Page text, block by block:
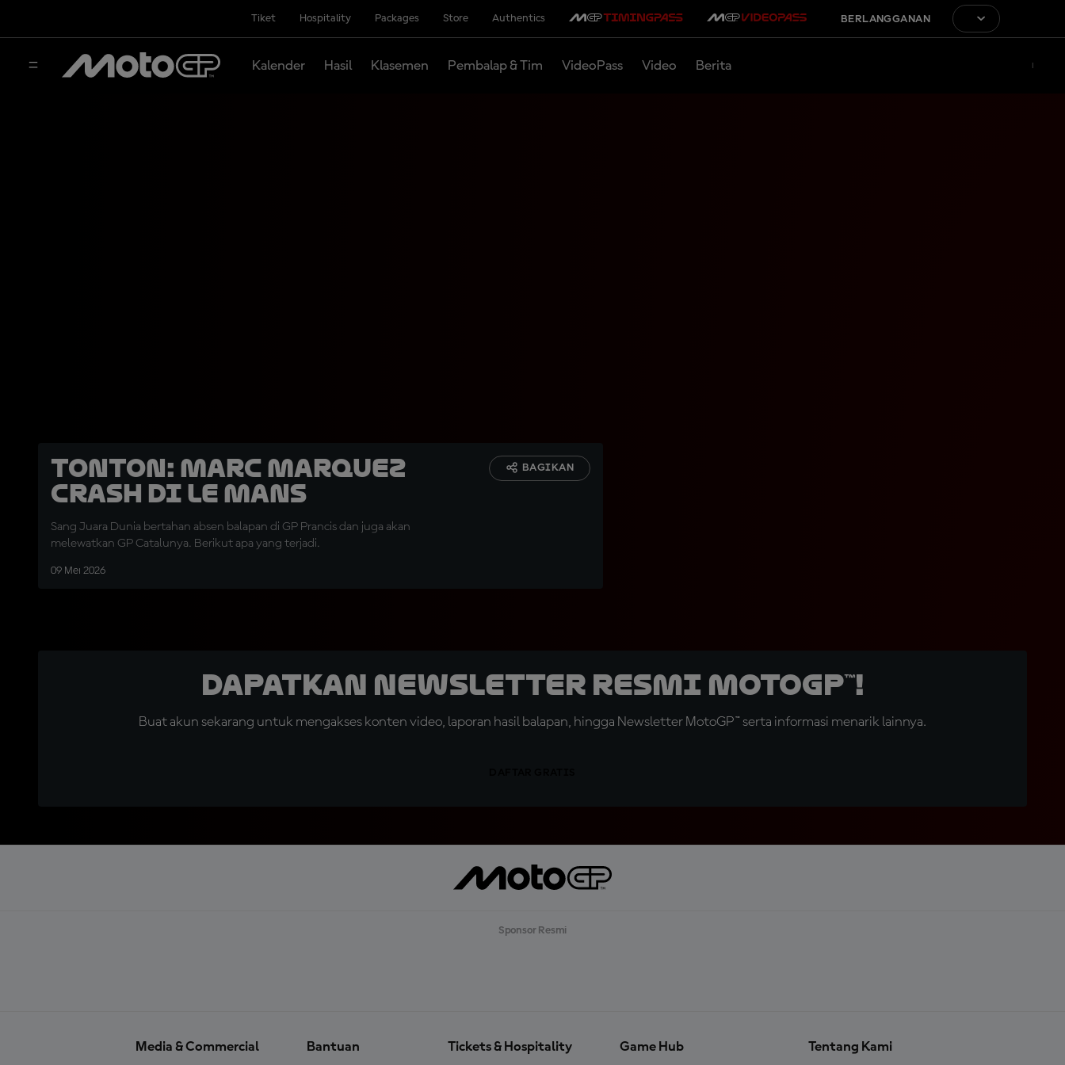
Tiket Hospitality Packages Store Authentics BERLANGGANAN
Kalender Hasil Klasemen Pembalap & Tim VideoPass Video Berita
TONTON: Marc Marquez
Crash di Le Mans
Sang Juara Dunia bertahan absen balapan di GP Prancis dan juga akan
melewatkan GP Catalunya. Berikut apa yang terjadi.
09 Mei 2026
BAGIKAN
Dapatkan Newsletter Resmi MotoGP™!
Buat akun sekarang untuk mengakses konten video, laporan hasil balapan, hingga Newsletter MotoGP™ serta informasi menarik lainnya.
Sponsor Resmi
Media & Commercial Bantuan Tickets & Hospitality Game Hub Tentang Kami